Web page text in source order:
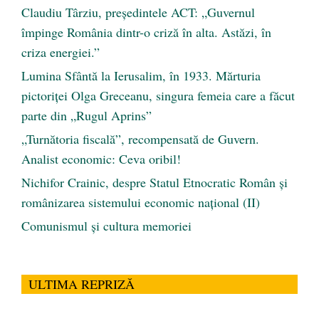
Claudiu Târziu, președintele ACT: „Guvernul
împinge România dintr-o criză în alta. Astăzi, în
criza energiei.”
Lumina Sfântă la Ierusalim, în 1933. Mărturia
pictoriței Olga Greceanu, singura femeia care a făcut
parte din „Rugul Aprins”
„Turnătoria fiscală”, recompensată de Guvern.
Analist economic: Ceva oribil!
Nichifor Crainic, despre Statul Etnocratic Român şi
românizarea sistemului economic naţional (II)
Comunismul şi cultura memoriei
ULTIMA REPRIZĂ